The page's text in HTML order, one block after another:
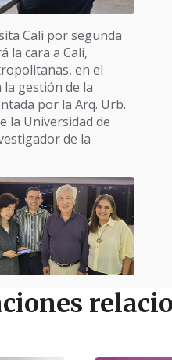
Cali por segunda
la cara a Cali,
en el
la gestión de la
por la Arq. Urb.
la Universidad de
de la